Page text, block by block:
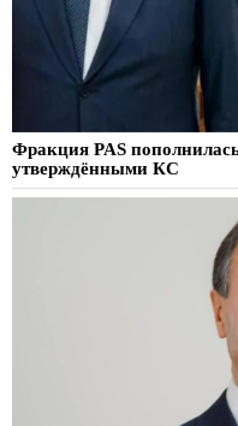
Фракция PAS
утверждёнными КС